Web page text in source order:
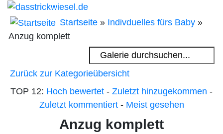
Startseite » Indivduelles fürs Baby »
Anzug komplett
Zurück zur Kategorieübersicht
TOP 12: Hoch bewertet - Zuletzt hinzugekommen -
Zuletzt kommentiert- Meist gesehen
Anzug komplett